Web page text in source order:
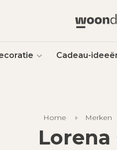
Cadeau-
Home Merken
Lorena